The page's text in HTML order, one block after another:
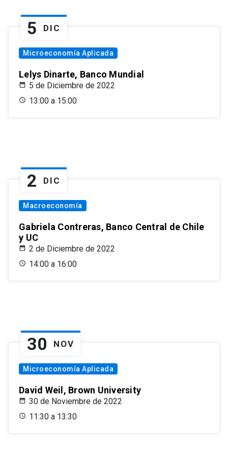
5 DIC
Microeconomía Aplicada
Lelys Dinarte, Banco Mundial
5 de Diciembre de 2022
13:00 a 15:00
2 DIC
Macroeconomía
Gabriela Contreras, Banco Central de Chile
y UC
2 de Diciembre de 2022
14:00 a 16:00
30 NOV
Microeconomía Aplicada
David Weil, Brown University
30 de Noviembre de 2022
11:30 a 13:30